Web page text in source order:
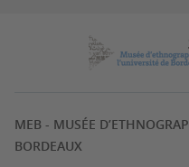
MEB - MUSÉE
BORDEAUX